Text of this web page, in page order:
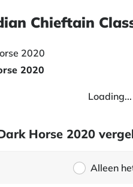
Chieftain
2020
Loading...
Horse 2020
Alleen